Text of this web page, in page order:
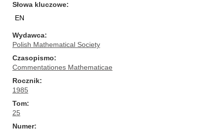
Słowa kluczowe
EN
Wydawca
Polish Mathematical Society
Czasopismo
Commentationes Mathematicae
Rocznik
1985
Tom
25
Numer